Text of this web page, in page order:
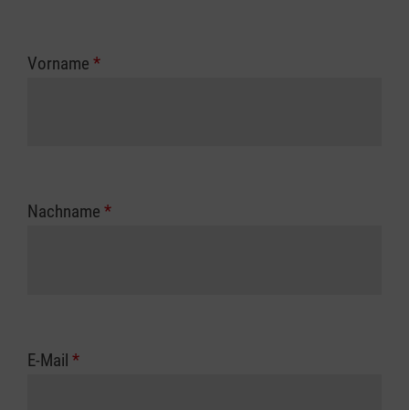
Vorname *
Nachname *
E-Mail *